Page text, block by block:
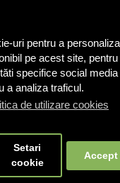
uri pentru a personaliza
pe acest site, pentru
specifice social media
a analiza traficul.
de utilizare cookies
Setari
cookie
Accept
Fotolii
pe structură de lemn
tapițat pe